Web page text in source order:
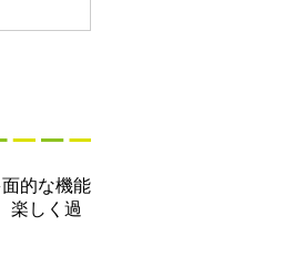
的な機能
楽しく過